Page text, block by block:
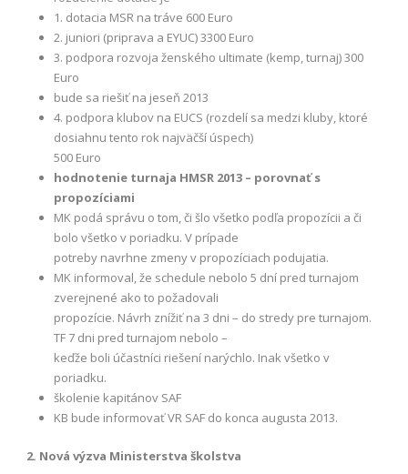
1. dotacia MSR na tráve 600 Euro
2. juniori (priprava a EYUC) 3300 Euro
3. podpora rozvoja ženského ultimate (kemp, turnaj) 300
Euro
bude sa riešiť na jeseň 2013
4. podpora klubov na EUCS (rozdelí sa medzi kluby, ktoré
dosiahnu tento rok najväčší úspech)
500 Euro
hodnotenie turnaja HMSR 2013 – porovnať s
propozíciami
MK podá správu o tom, či šlo všetko podľa propozícii a či
bolo všetko v poriadku. V prípade
potreby navrhne zmeny v propozíciach podujatia.
MK informoval, že schedule nebolo 5 dní pred turnajom
zverejnené ako to požadovali
propozície. Návrh znížiť na 3 dni – do stredy pre turnajom.
TF 7 dni pred turnajom nebolo –
keďže boli účastníci riešení narýchlo. Inak všetko v
poriadku.
školenie kapitánov SAF
KB bude informovať VR SAF do konca augusta 2013.
2. Nová výzva Ministerstva školstva